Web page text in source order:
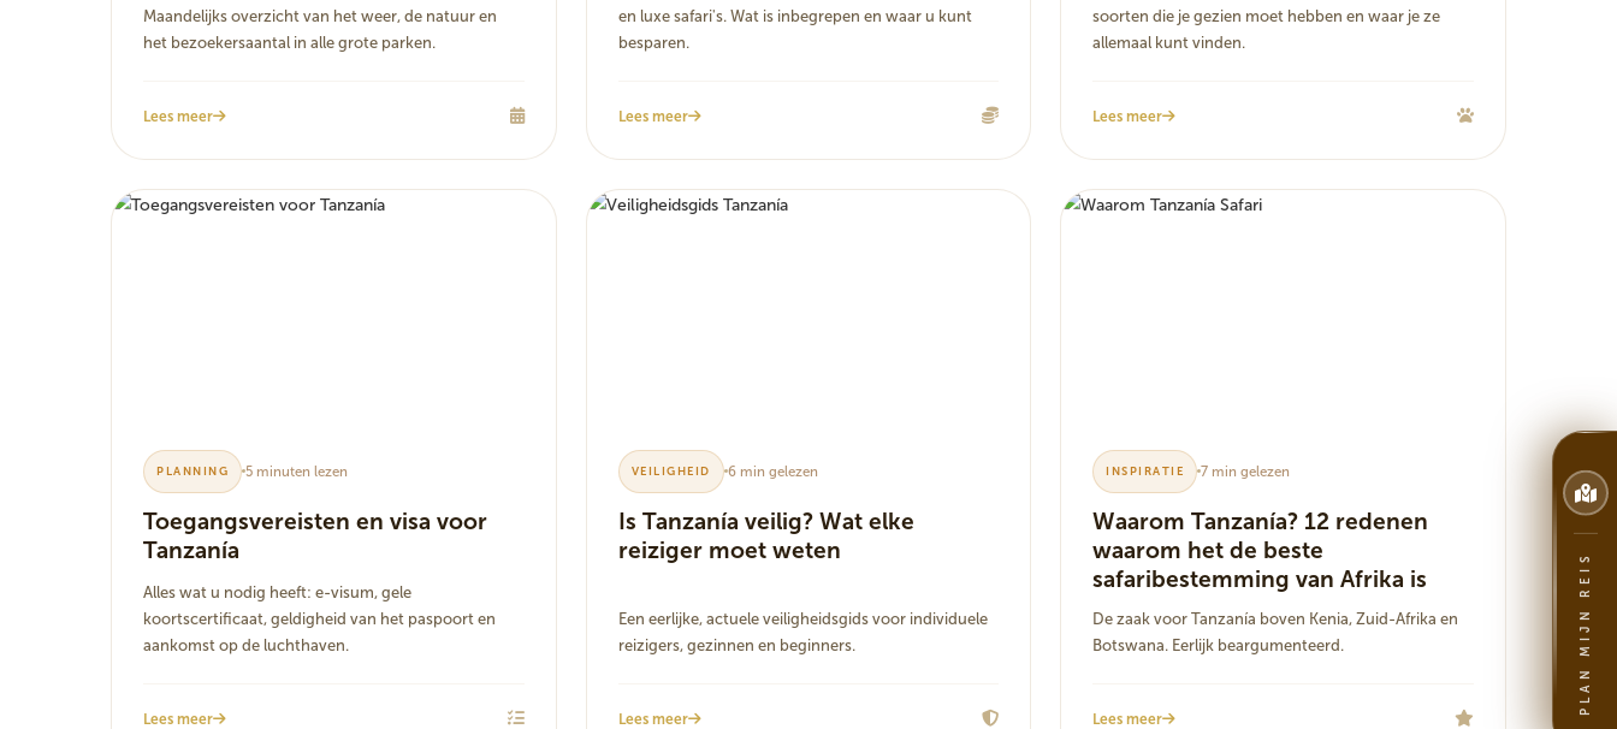
Maandelijks overzicht van het weer, de natuur en
het bezoekersaantal in alle grote parken.
Lees meer
en luxe safari's. Wat is inbegrepen en waar u kunt
besparen.
Lees meer
soorten die je gezien moet hebben en waar je ze
allemaal kunt vinden.
Lees meer
PLANNING 5 minuten lezen
Toegangsvereisten en visa voor
Tanzanía
Alles wat u nodig heeft: e-visum, gele
koortscertificaat, geldigheid van het paspoort en
aankomst op de luchthaven.
Lees meer
VEILIGHEID 6 min gelezen
Is Tanzanía veilig? Wat elke
reiziger moet weten
Een eerlijke, actuele veiligheidsgids voor individuele
reizigers, gezinnen en beginners.
Lees meer
INSPIRATIE 7 min gelezen
Waarom Tanzanía? 12 redenen
waarom het de beste
safaribestemming van Afrika is
De zaak voor Tanzanía boven Kenia, Zuid-Afrika en
Botswana. Eerlijk beargumenteerd.
Lees meer
PLAN MIJN REIS